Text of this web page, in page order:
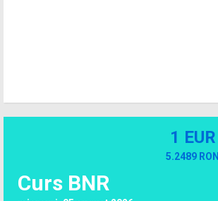
Curs BNR
1 EUR
5.2489 RON